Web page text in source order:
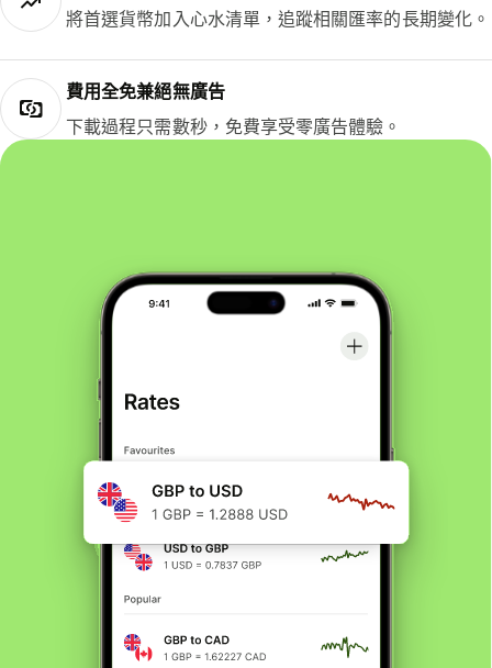
將首選貨幣加入心水清單，追蹤相關匯率的長期變化。
費用全免兼絕無廣告
下載過程只需數秒，免費享受零廣告體驗。